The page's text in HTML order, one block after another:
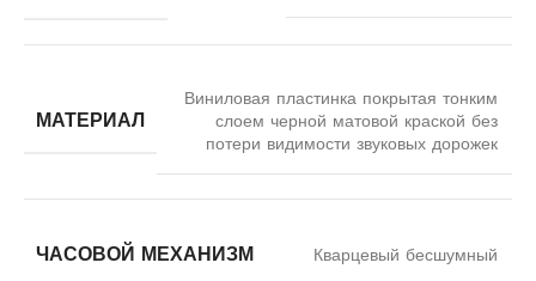
МАТЕРИАЛ
Виниловая пластинка покрытая тонким
слоем черной матовой краской без
потери видимости звуковых дорожек
ЧАСОВОЙ МЕХАНИЗМ Кварцевый бесшумный